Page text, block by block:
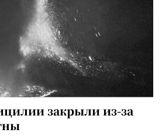
закрыли из-за